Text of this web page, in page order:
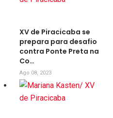
XV de Piracicaba se
prepara para desafio
contra Ponte Preta na
Co…
Ago 08, 2023